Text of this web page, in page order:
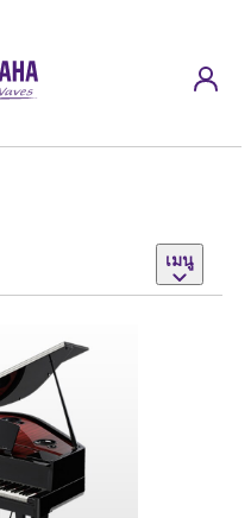
เมนู